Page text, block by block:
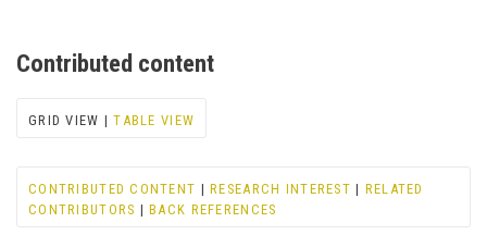
Contributed content
GRID VIEW |TABLE VIEW
CONTRIBUTED CONTENT |RESEARCH INTEREST | RELATED
CONTRIBUTORS |BACK REFERENCES